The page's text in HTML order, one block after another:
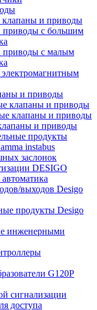
клапаны и приводы
с большим
приводы с малым
и приводы
клапаны и приводы
клапаны и приводы
и приводы
продукты
instabus
заслонок
DESIGO
выходов Desigo
продукты Desigo
инженерными
G120P
сигнализации
доступа